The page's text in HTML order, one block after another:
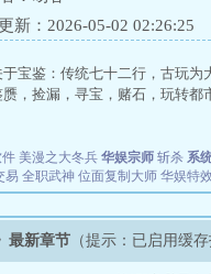
新：2026-05-02 02:26:25
于宝鉴：传统七十二行，古玩
赝，捡漏，寻宝，赌石，玩转都
美漫之大冬兵 华娱宗师 斩杀 系
易 全职武神 位面复制大师 华娱特
最新章节 （提示：已启用缓